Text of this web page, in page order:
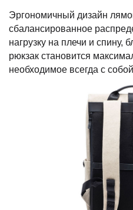
Эргономичный дизайн
сбалансированное
нагрузку на плечи и спину,
рюкзак становится
необходимое всегда с